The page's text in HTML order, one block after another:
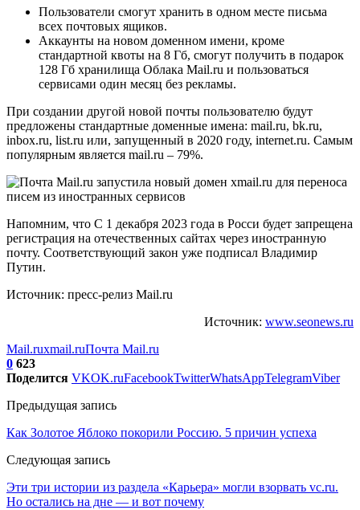
Пользователи смогут хранить в одном месте письма
всех почтовых ящиков.
Аккаунты на новом доменном имени, кроме
стандартной квоты на 8 Гб, смогут получить в подарок
128 Гб хранилища Облака Mail.ru и пользоваться
сервисами один месяц без рекламы.
При создании другой новой почты пользователю будут
предложены стандартные доменные имена: mail.ru, bk.ru,
inbox.ru, list.ru или, запущенный в 2020 году, internet.ru. Самым
популярным является mail.ru – 79%.
Напомним, что С 1 декабря 2023 года в Росси будет запрещена
регистрация на отечественных сайтах через иностранную
почту. Соответствующий закон уже подписал Владимир
Путин.
Источник: пресс-релиз Mail.ru
Источник: www.seonews.ru
Mail.ruxmail.ruПочта Mail.ru
0 623
Поделится VKOK.ruFacebookTwitterWhatsAppTelegramViber
Предыдущая запись
Как Золотое Яблоко покорили Россию. 5 причин успеха
Следующая запись
Эти три истории из раздела «Карьера» могли взорвать vc.ru.
Но остались на дне — и вот почему